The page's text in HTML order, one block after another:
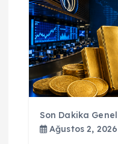
n
m
e Son Dakika
Ağustos 2, 2026